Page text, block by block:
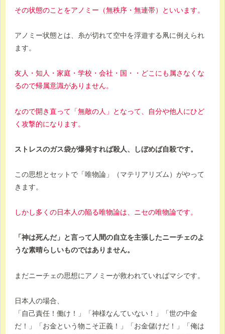
その状態のことをアノミー（無秩序・無連帯）といいます。
アノミー状態とは、糸が切れて空中を浮遊する凧に例えられ
ます。
友人・知人・家庭・学校・会社・国・・どこにも属さなくな
るので帰属意識がありません。
なので開き直って「無敵の人」となって、自分や他人にひど
く攻撃的になります。
ストレスのガス袋が爆発すれば殺人、しぼめば自殺です。
この思想とセットで「唯物論」（マテリアリズム）がやって
きます。
しかし多くの日本人の陥る唯物論は、ニセの唯物論です。
「神は死んだ」と言って人間の自立を主張したニーチェのよ
うな素晴らしいものではありません。
まだニーチェの思想にアノミーが救われていればマシです。
日本人の場合、
「自己責任！働け！」「神様なんていない！」「世の中金
だ！」「お金という物こそ正義！」「お金儲けだ！」「俺は